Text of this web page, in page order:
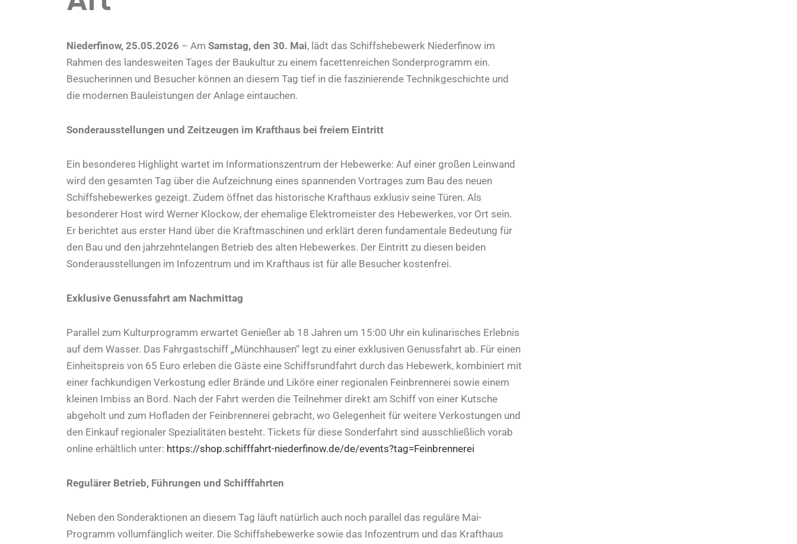
Niederfinow, 25.05.2026 – Am Samstag, den 30. Mai, lädt das Schiffshebewerk Niederfinow im
Rahmen des landesweiten Tages der Baukultur zu einem facettenreichen Sonderprogramm ein.
Besucherinnen und Besucher können an diesem Tag tief in die faszinierende Technikgeschichte und
die modernen Bauleistungen der Anlage eintauchen.
Sonderausstellungen und Zeitzeugen im Krafthaus bei freiem Eintritt
Ein besonderes Highlight wartet im Informationszentrum der Hebewerke: Auf einer großen Leinwand
wird den gesamten Tag über die Aufzeichnung eines spannenden Vortrages zum Bau des neuen
Schiffshebewerkes gezeigt. Zudem öffnet das historische Krafthaus exklusiv seine Türen. Als
besonderer Host wird Werner Klockow, der ehemalige Elektromeister des Hebewerkes, vor Ort sein.
Er berichtet aus erster Hand über die Kraftmaschinen und erklärt deren fundamentale Bedeutung für
den Bau und den jahrzehntelangen Betrieb des alten Hebewerkes. Der Eintritt zu diesen beiden
Sonderausstellungen im Infozentrum und im Krafthaus ist für alle Besucher kostenfrei.
Exklusive Genussfahrt am Nachmittag
Parallel zum Kulturprogramm erwartet Genießer ab 18 Jahren um 15:00 Uhr ein kulinarisches Erlebnis
auf dem Wasser. Das Fahrgastschiff „Münchhausen“ legt zu einer exklusiven Genussfahrt ab. Für einen
Einheitspreis von 65 Euro erleben die Gäste eine Schiffsrundfahrt durch das Hebewerk, kombiniert mit
einer fachkundigen Verkostung edler Brände und Liköre einer regionalen Feinbrennerei sowie einem
kleinen Imbiss an Bord. Nach der Fahrt werden die Teilnehmer direkt am Schiff von einer Kutsche
abgeholt und zum Hofladen der Feinbrennerei gebracht, wo Gelegenheit für weitere Verkostungen und
den Einkauf regionaler Spezialitäten besteht. Tickets für diese Sonderfahrt sind ausschließlich vorab
online erhältlich unter: https://shop.schifffahrt-niederfinow.de/de/events?tag=Feinbrennerei
Regulärer Betrieb, Führungen und Schifffahrten
Neben den Sonderaktionen an diesem Tag läuft natürlich auch noch parallel das reguläre Mai-
Programm vollumfänglich weiter. Die Schiffshebewerke sowie das Infozentrum und das Krafthaus